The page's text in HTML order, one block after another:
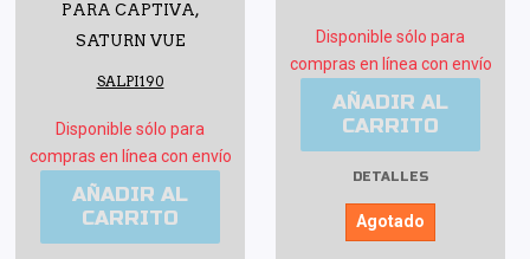
PARA CAPTIVA,
SATURN VUE
SALPI190
Disponible sólo para
compras en línea con envío
AÑADIR AL
CARRITO
Disponible sólo para
compras en línea con envío
AÑADIR AL
CARRITO
DETALLES
Agotado